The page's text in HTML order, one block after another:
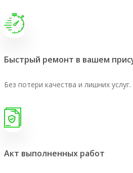
Быстрый ремонт в вашем
Без потери качества и лишних услуг.
Акт выполненных работ